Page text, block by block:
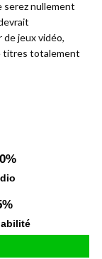
serez nullement
jeux vidéo,
titres totalement